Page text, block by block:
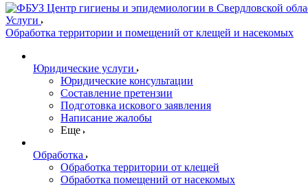
Услуги
Обработка территории и помещений от клещей и насекомых
Юридические услуги
Юридические консультации
Составление претензии
Подготовка искового заявления
Написание жалобы
Еще
Обработка
Обработка территории от клещей
Обработка помещений от насекомых